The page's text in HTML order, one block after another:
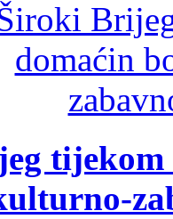
tijekom